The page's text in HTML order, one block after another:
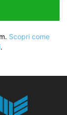
Scopri come
.